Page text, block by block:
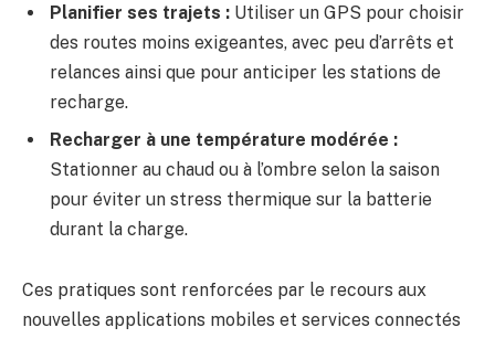
Planifier ses trajets : Utiliser un GPS pour choisir
des routes moins exigeantes, avec peu d’arrêts et
relances ainsi que pour anticiper les stations de
recharge.
Recharger à une température modérée :
Stationner au chaud ou à l’ombre selon la saison
pour éviter un stress thermique sur la batterie
durant la charge.
Ces pratiques sont renforcées par le recours aux
nouvelles applications mobiles et services connectés